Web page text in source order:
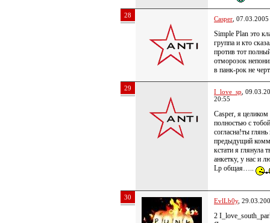
28 Casper ,
Simple Plan это
группа и кто
против тот
отморозок
в панк-рок не
29 I_love_sp ,
20:55
Casper, я целиком
полностью с тобой
согласна!ты
предыдущий
кстати я глянула
анкетку, у нас и
Lp общая…..
30 EvlLb0y,
2